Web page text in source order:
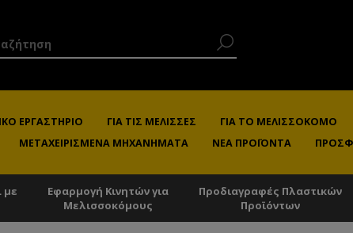
ΕΡΓΑΣΤΉΡΙΟ ΓΙΑ ΤΙΣ ΜΈΛΙΣΣΕΣ ΓΙΑ ΤΟ ΜΕΛΙΣΣΟΚΌΜΟ
ΜΕΤΑΧΕΙΡΙΣΜΈΝΑ ΜΗΧΑΝΉΜΑΤΑ ΝΈΑ ΠΡΟΪΌΝΤΑ
με
Εφαρμογή Κινητών για
Μελισσοκόμους
Προδιαγραφές Πλαστικών
Προϊόντων